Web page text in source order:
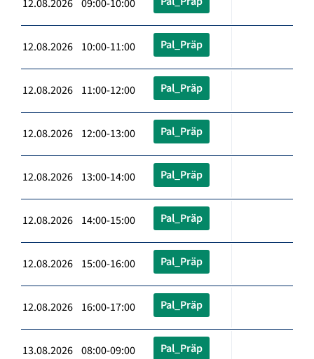
12.08.2026 09:00-10:00
12.08.2026 10:00-11:00 Pal_Präp
12.08.2026 11:00-12:00 Pal_Präp
12.08.2026 12:00-13:00 Pal_Präp
12.08.2026 13:00-14:00 Pal_Präp
12.08.2026 14:00-15:00 Pal_Präp
12.08.2026 15:00-16:00 Pal_Präp
12.08.2026 16:00-17:00 Pal_Präp
13.08.2026 08:00-09:00 Pal_Präp